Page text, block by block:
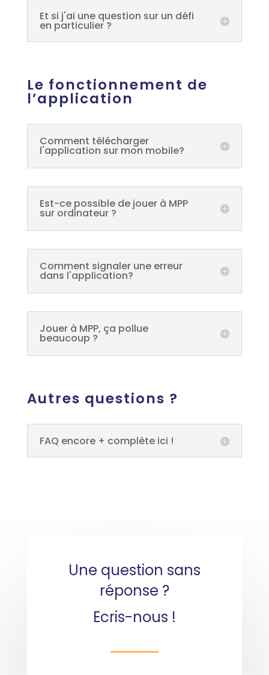
Et si j'ai une question sur un défi
en particulier ?
Le fonctionnement de
l’application
Comment télécharger
l'application sur mon mobile?
Est-ce possible de jouer à MPP
sur ordinateur ?
Comment signaler une erreur
dans l'application?
Jouer à MPP, ça pollue
beaucoup ?
Autres questions ?
FAQ encore + complète ici !
Une question sans
réponse ?
Ecris-nous !